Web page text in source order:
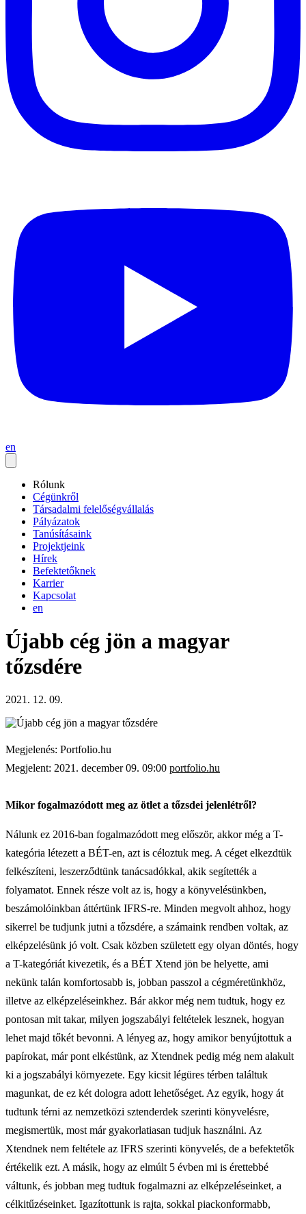
en
Rólunk
Cégünkről
Társadalmi felelőségvállalás
Pályázatok
Tanúsításaink
Projektjeink
Hírek
Befektetőknek
Karrier
Kapcsolat
en
Újabb cég jön a magyar
tőzsdére
2021. 12. 09.
Megjelenés: Portfolio.hu
Megjelent: 2021. december 09. 09:00 portfolio.hu
Mikor fogalmazódott meg az ötlet a tőzsdei jelenlétről?
Nálunk ez 2016-ban fogalmazódott meg először, akkor még a T-
kategória létezett a BÉT-en, azt is céloztuk meg. A céget elkezdtük
felkészíteni, leszerződtünk tanácsadókkal, akik segítették a
folyamatot. Ennek része volt az is, hogy a könyvelésünkben,
beszámolóinkban áttértünk IFRS-re. Minden megvolt ahhoz, hogy
sikerrel be tudjunk jutni a tőzsdére, a számaink rendben voltak, az
elképzelésünk jó volt. Csak közben született egy olyan döntés, hogy
a T-kategóriát kivezetik, és a BÉT Xtend jön be helyette, ami
nekünk talán komfortosabb is, jobban passzol a cégméretünkhöz,
illetve az elképzeléseinkhez. Bár akkor még nem tudtuk, hogy ez
pontosan mit takar, milyen jogszabályi feltételek lesznek, hogyan
lehet majd tőkét bevonni. A lényeg az, hogy amikor benyújtottuk a
papírokat, már pont elkéstünk, az Xtendnek pedig még nem alakult
ki a jogszabályi környezete. Egy kicsit légüres térben találtuk
magunkat, de ez két dologra adott lehetőséget. Az egyik, hogy át
tudtunk térni az nemzetközi sztenderdek szerinti könyvelésre,
megismertük, most már gyakorlatiasan tudjuk használni. Az
Xtendnek nem feltétele az IFRS szerinti könyvelés, de a befektetők
értékelik ezt. A másik, hogy az elmúlt 5 évben mi is érettebbé
váltunk, és jobban meg tudtuk fogalmazni az elképzeléseinket, a
célkitűzéseinket. Igazítottunk is rajta, sokkal piackonformabb,